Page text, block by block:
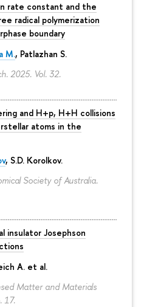
rate constant and the
radical polymerization
boundary
M., Patlazhan S.
2025. Vol. 32.
and H+p, H+H collisions
atoms in the
, S.D. Korolkov.
Society of Australia.
insulator Josephson
A. et al.
Matter and Materials
17.